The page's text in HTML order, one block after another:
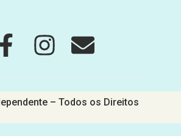
– Todos os Direitos